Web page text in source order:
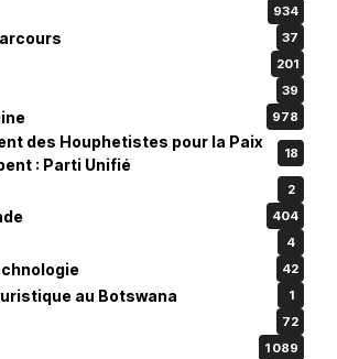
934
37
201
39
978
des Houphetistes pour la Paix
: Parti Unifié
18
2
404
4
42
au Botswana 1
72
1 089